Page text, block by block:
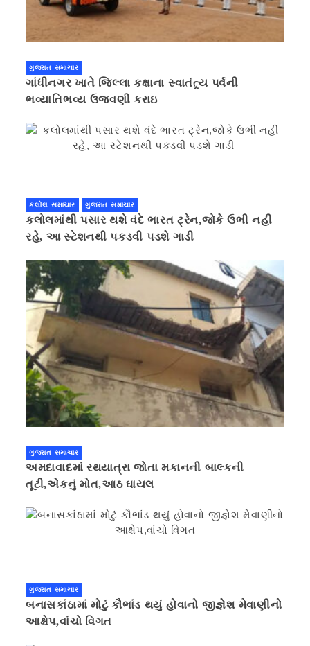
ગુજરાત સમાચાર
ગાંધીનગર ખાતે જિલ્લા કક્ષાના સ્વાતંત્ર્ય પર્વની
ભવ્યાતિભવ્ય ઉજવણી કરાઇ
કલોલ સમાચાર ગુજરાત સમાચાર
કલોલમાંથી પસાર થશે વંદે ભારત ટ્રેન,જોકે ઉભી નહી
રહે, આ સ્ટેશનથી પકડવી પડશે ગાડી
ગુજરાત સમાચાર
અમદાવાદમાં રથયાત્રા જોતા મકાનની બાલ્કની
તૂટી,એકનું મોત,આઠ ઘાયલ
ગુજરાત સમાચાર
બનાસકાંઠામાં મોટું કૌભાંડ થયું હોવાનો જીજ્ઞેશ મેવાણીનો
આક્ષેપ,વાંચો વિગત